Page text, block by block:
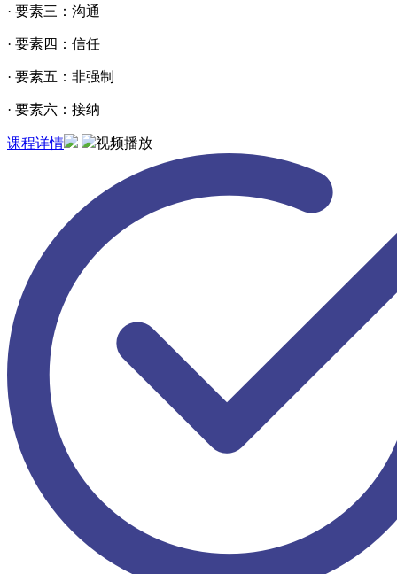
· 要素三：沟通
· 要素四：信任
· 要素五：非强制
· 要素六：接纳
课程详情 视频播放